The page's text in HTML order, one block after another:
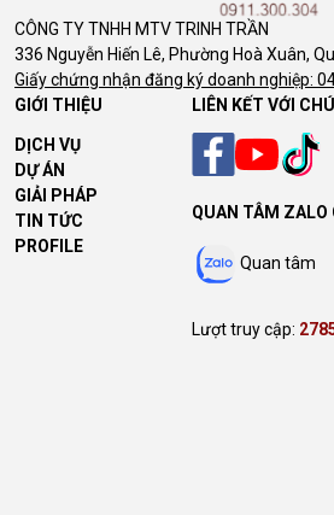
CÔNG TY TNHH MTV TRINH TRẦN
336 Nguyễn Hiến Lê, Phường Hoà Xuân,
Giấy chứng nhận đăng ký doanh nghiệp:
GIỚI THIỆU
DỊCH VỤ
DỰ ÁN
GIẢI PHÁP
TIN TỨC
PROFILE
LIÊN KẾT VỚI
QUAN TÂM ZALO
Quan tâm
Lượt truy cập: